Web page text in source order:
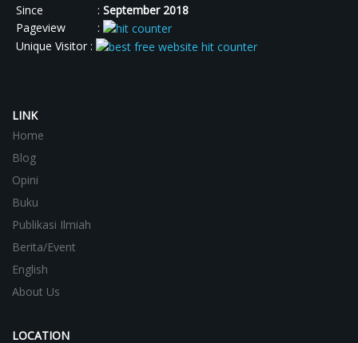
Since : September 2018
Pageview :
Unique Visitor :
LINK
Home
Blog
Opini
Buku
Publikasi Ilmiah
Berita/Event
English
About Us
LOCATION